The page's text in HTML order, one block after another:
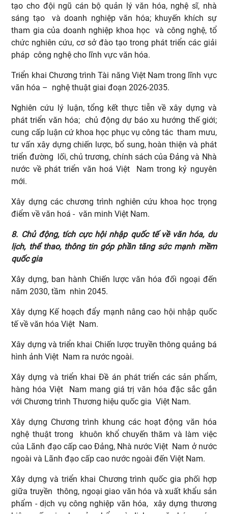
tạo cho đội ngũ cán bộ quản lý văn hóa, nghệ sĩ, nhà
sáng tạo và doanh nghiệp văn hóa; khuyến khích sự
tham gia của doanh nghiệp khoa học và công nghệ, tổ
chức nghiên cứu, cơ sở đào tạo trong phát triển các giải
pháp công nghệ cho lĩnh vực văn hóa.
Triển khai Chương trình Tài năng Việt Nam trong lĩnh vực
văn hóa – nghệ thuật giai đoạn 2026-2035.
Nghiên cứu lý luận, tổng kết thực tiễn về xây dựng và
phát triển văn hóa; chủ động dự báo xu hướng thế giới;
cung cấp luận cứ khoa học phục vụ công tác tham mưu,
tư vấn xây dựng chiến lược, bổ sung, hoàn thiện và phát
triển đường lối, chủ trương, chính sách của Đảng và Nhà
nước về phát triển văn hoá Việt Nam trong kỷ nguyên
mới.
Xây dựng các chương trình nghiên cứu khoa học trọng
điểm về văn hoá - văn minh Việt Nam.
8. Chủ động, tích cực hội nhập quốc tế về văn hóa, du
lịch, thể thao, thông tin góp phần tăng sức mạnh mềm
quốc gia
Xây dựng, ban hành Chiến lược văn hóa đối ngoại đến
năm 2030, tầm nhìn 2045.
Xây dựng Kế hoạch đẩy mạnh nâng cao hội nhập quốc
tế về văn hóa Việt Nam.
Xây dựng và triển khai Chiến lược truyền thông quảng bá
hình ảnh Việt Nam ra nước ngoài.
Xây dựng và triển khai Đề án phát triển các sản phẩm,
hàng hóa Việt Nam mang giá trị văn hóa đặc sắc gắn
với Chương trình Thương hiệu quốc gia Việt Nam.
Xây dựng Chương trình khung các hoạt động văn hóa
nghệ thuật trong khuôn khổ chuyến thăm và làm việc
của Lãnh đạo cấp cao Đảng, Nhà nước Việt Nam ở nước
ngoài và Lãnh đạo cấp cao nước ngoài đến Việt Nam.
Xây dựng và triển khai Chương trình quốc gia phối hợp
giữa truyền thông, ngoại giao văn hóa và xuất khẩu sản
phẩm - dịch vụ công nghiệp văn hóa, xây dựng thương